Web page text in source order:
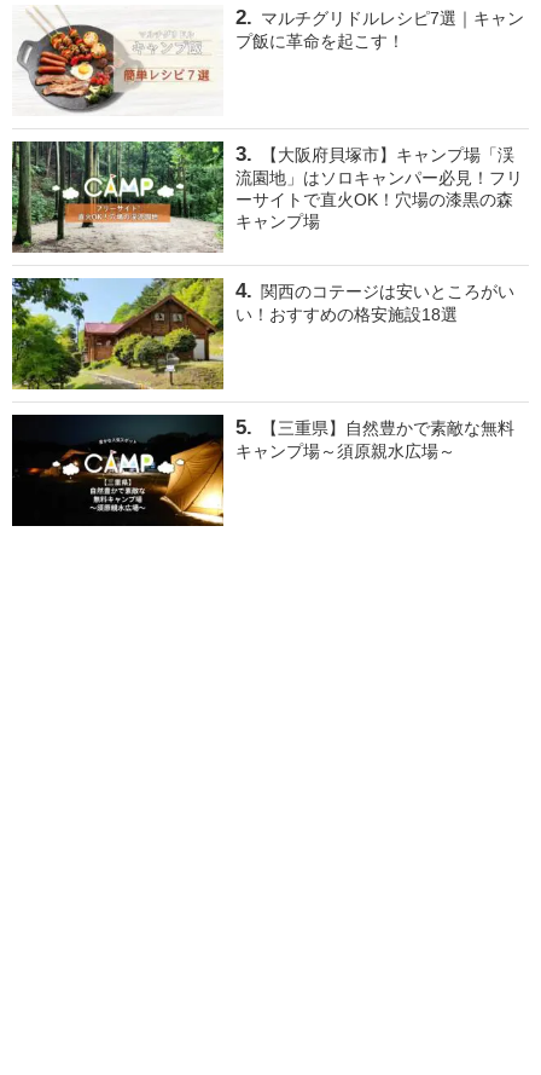
マルチグリドルレシピ7選｜キャン
プ飯に革命を起こす！
【大阪府貝塚市】キャンプ場「渓
流園地」はソロキャンパー必見！フリ
ーサイトで直火OK！穴場の漆黒の森
キャンプ場
関西のコテージは安いところがい
い！おすすめの格安施設18選
【三重県】自然豊かで素敵な無料
キャンプ場～須原親水広場～